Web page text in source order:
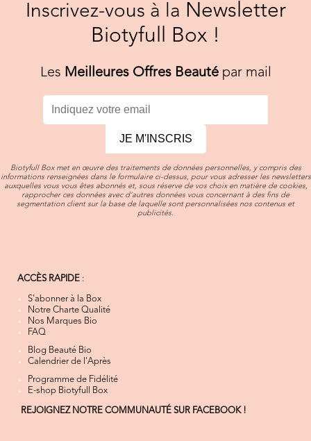
Inscrivez-vous à la Newsletter
Biotyfull Box !
Les Meilleures Offres Beautépar mail
JE M'INSCRIS
Biotyfull Box met en œuvre des traitements de données personnelles, y compris des
informations renseignées dans le formulaire ci-dessus, pour vous adresser les newsletters
auxquelles vous vous êtes abonnés et, sous réserve de vos choix en matière de cookies,
rapprocher ces données avec d’autres données vous concernant à des fins de
segmentation client sur la base de laquelle sont personnalisées nos contenus et
publicités.
ACCÈS RAPIDE :
S'abonner à la Box
Notre Charte Qualité
Nos Marques Bio
FAQ
Blog Beauté Bio
Calendrier de l'Après
Programme de Fidélité
E-shop Biotyfull Box
REJOIGNEZ NOTRE COMMUNAUTÉ SUR FACEBOOK !